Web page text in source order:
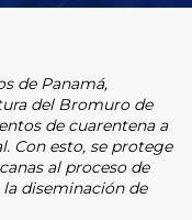
de Panamá,
del Bromuro de
de cuarentena a
Con esto, se protege
al proceso de
diseminación de